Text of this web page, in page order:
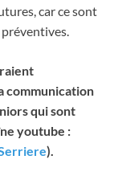
car ce sont
communication
qui sont
youtube :
).